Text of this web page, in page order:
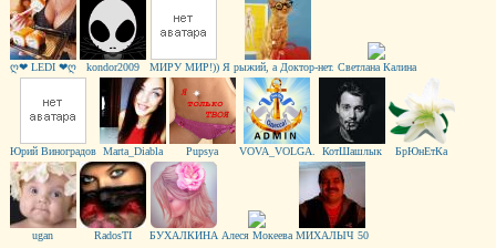
ღ❤ LEDI ❤ღ kоndor2009 МИРУ МИР!)) Я рыжий, а Доктор-нет. Светлана Калина
Юрий Виноградов Marta_Diabla Pupsya VOVA_VOLGA. КотШашлык БрЮнЕтКа
ugan RadosTI БУХАЛКИНА Алеся Мокеева МИХАЛЫЧ 50